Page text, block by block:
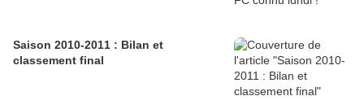
Saison 2010-2011 : Bilan et
classement final